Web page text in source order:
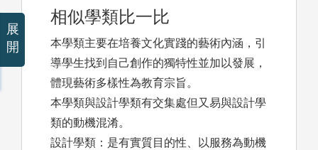
相似學類比一比
本學類主要在培養文化實踐的藝術內涵，引
導學生找到自己創作的獨特性並加以發展，
體現藝術多樣性為教育宗旨。
本學類與設計學類有交集處但又易與設計學
類的動機混淆。
設計學類：是有實質目的性、以服務為動機
展
開